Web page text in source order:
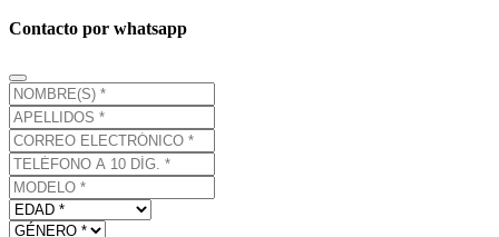
Contacto por whatsapp